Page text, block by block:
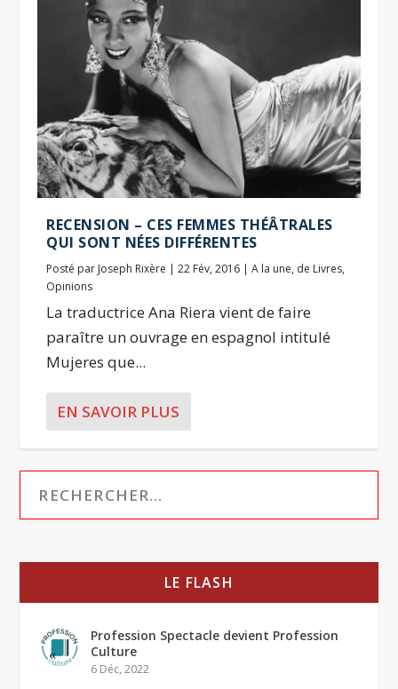
RECENSION – CES FEMMES THÉÂTRALES
QUI SONT NÉES DIFFÉRENTES
Posté par Joseph Rixère |22 Fév, 2016 |A la une, de Livres,
Opinions
La traductrice Ana Riera vient de faire
paraître un ouvrage en espagnol intitulé
Mujeres que...
EN SAVOIR PLUS
LE FLASH
Profession Spectacle devient Profession
Culture
6 Déc, 2022